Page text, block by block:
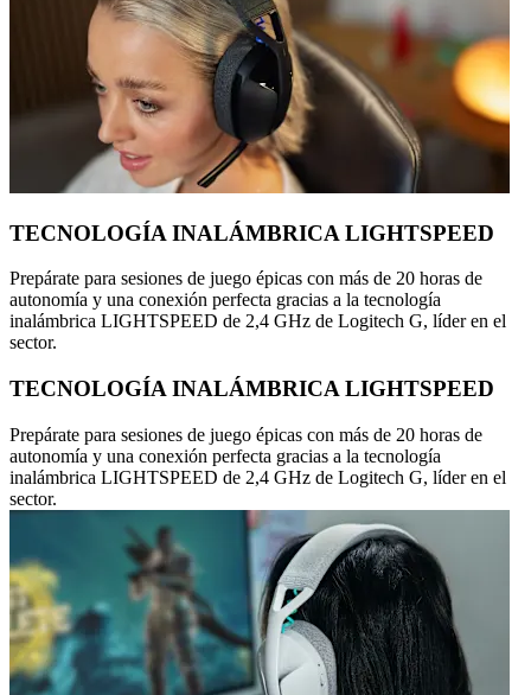
TECNOLOGÍA INALÁMBRICA LIGHTSPEED
Prepárate para sesiones de juego épicas con más de 20 horas de
autonomía y una conexión perfecta gracias a la tecnología
inalámbrica LIGHTSPEED de 2,4 GHz de Logitech G, líder en el
sector.
TECNOLOGÍA INALÁMBRICA LIGHTSPEED
Prepárate para sesiones de juego épicas con más de 20 horas de
autonomía y una conexión perfecta gracias a la tecnología
inalámbrica LIGHTSPEED de 2,4 GHz de Logitech G, líder en el
sector.